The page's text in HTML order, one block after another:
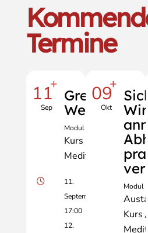
Termine
11+
Sep
Grenzenlose
Weisheit
Modul 3/4
Kurs / Retreat
Meditation
Vortrag
11.
September
17:00
12.
09+
Okt
Modul
Kurs